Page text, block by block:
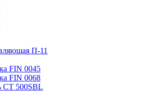
П-11
FIN 0045
FIN 0068
СТ 500SBL